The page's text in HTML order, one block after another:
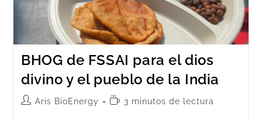
BHOG de FSSAI para el dios
divino y el pueblo de la India
Aris BioEnergy 3 minutos de lectura